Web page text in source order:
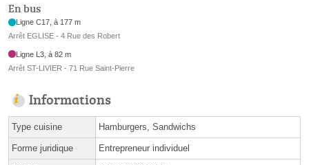
En bus
Ligne C17, à 177 m
Arrêt EGLISE - 4 Rue des Robert
Ligne L3, à 82 m
Arrêt ST-LIVIER - 71 Rue Saint-Pierre
Informations
Type cuisine Hamburgers, Sandwichs
Forme juridique Entrepreneur individuel